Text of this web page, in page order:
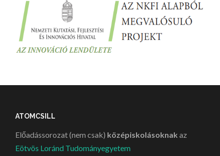
ATOMCSILL
Előadássorozat (nem csak) középiskolásoknak az
Eötvös Loránd Tudományegyetem